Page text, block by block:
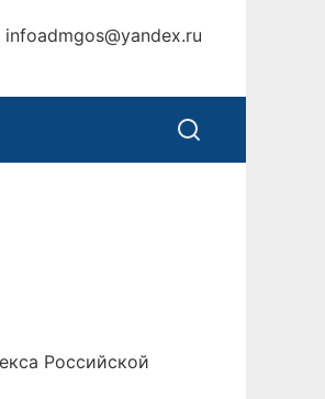
infoadmgos@yandex.ru
Российской